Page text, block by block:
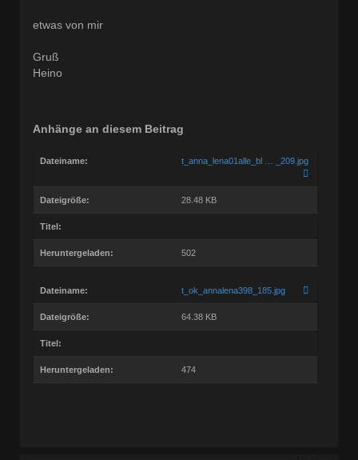
etwas von mir
Gruß
Heino
Anhänge an diesem Beitrag
Dateiname: t_anna_lena01alle_bl … _209.jpg
Dateigröße: 28.48 KB
Titel:
Heruntergeladen: 502
Dateiname: t_ok_annalena398_185.jpg
Dateigröße: 64.38 KB
Titel:
Heruntergeladen: 474